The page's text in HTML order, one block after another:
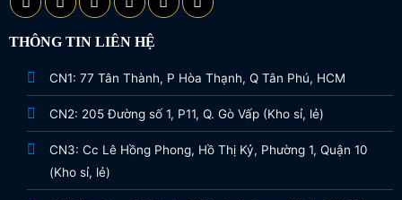
THÔNG TIN LIÊN HỆ
CN1: 77 Tân Thành, P Hòa Thạnh, Q Tân Phú, HCM
CN2: 205 Đường số 1, P11, Q. Gò Vấp (Kho sỉ, lẻ)
CN3: Cc Lê Hồng Phong, Hồ Thị Kỷ, Phường 1, Quận 10
(Kho sỉ, lẻ)